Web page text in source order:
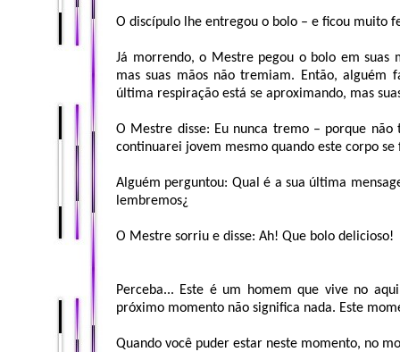
O discípulo lhe entregou o bolo – e ficou muito
Já morrendo, o Mestre pegou o bolo em suas
mas suas mãos não tremiam. Então, alguém
última respiração está se aproximando, mas
O Mestre disse: Eu nunca tremo – porque
continuarei jovem mesmo quando este corpo
Alguém perguntou: Qual é a sua última
lembremos¿
O Mestre sorriu e disse: Ah! Que bolo delicioso!
Perceba... Este é um homem que vive no
próximo momento não significa nada. Este
Quando você puder estar neste momento, no